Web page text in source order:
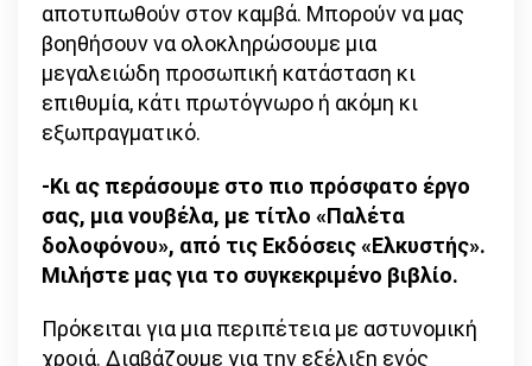
αποτυπωθούν στον καμβά. Μπορούν να μας
βοηθήσουν να ολοκληρώσουμε μια
μεγαλειώδη προσωπική κατάσταση κι
επιθυμία, κάτι πρωτόγνωρο ή ακόμη κι
εξωπραγματικό.
-Κι ας περάσουμε στο πιο πρόσφατο έργο
σας, μια νουβέλα, με τίτλο «Παλέτα
δολοφόνου», από τις Εκδόσεις «Ελκυστής».
Μιλήστε μας για το συγκεκριμένο βιβλίο.
Πρόκειται για μια περιπέτεια με αστυνομική
χροιά. Διαβάζουμε για την εξέλιξη ενός